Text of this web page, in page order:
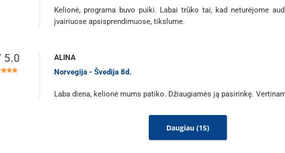
Kelionė, programa buvo puiki. Labai trūko tai, kad neturėjome
įvairiuose apsisprendimuose, tikslume.
5.0
ALINA
Norvegija - Švedija 8d.
Laba diena, kelionė mums patiko. Džiaugiamės ją pasirinkę.
Daugiau (15)